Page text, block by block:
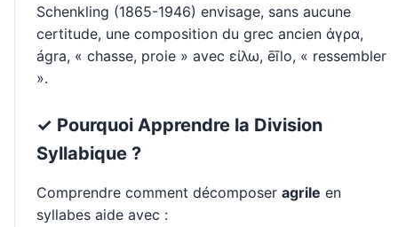
Schenkling (1865-1946) envisage, sans aucune
certitude, une composition du grec ancien άγρα,
ágra, « chasse, proie » avec είλω, ēīlo, « ressembler
».
✓ Pourquoi Apprendre la Division
Syllabique ?
Comprendre comment décomposer agrile en
syllabes aide avec :